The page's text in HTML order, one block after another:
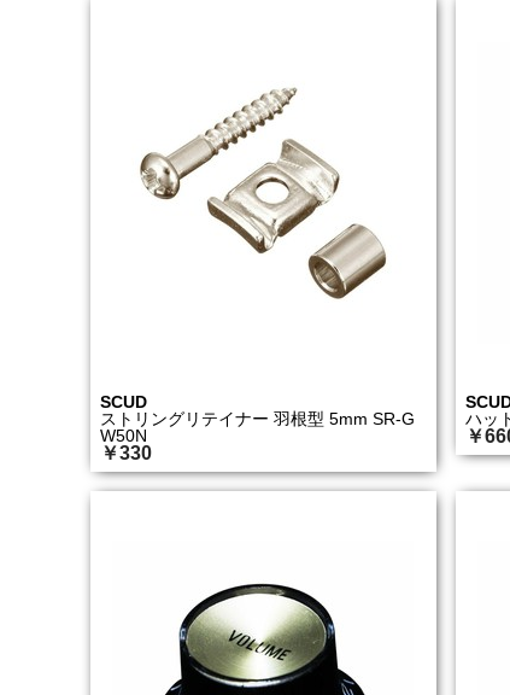
SCUD
ストリングリテイナー 羽根型 5mm SR-G
W50N
￥330
ハッ
￥